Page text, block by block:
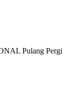
Pulang Pergi